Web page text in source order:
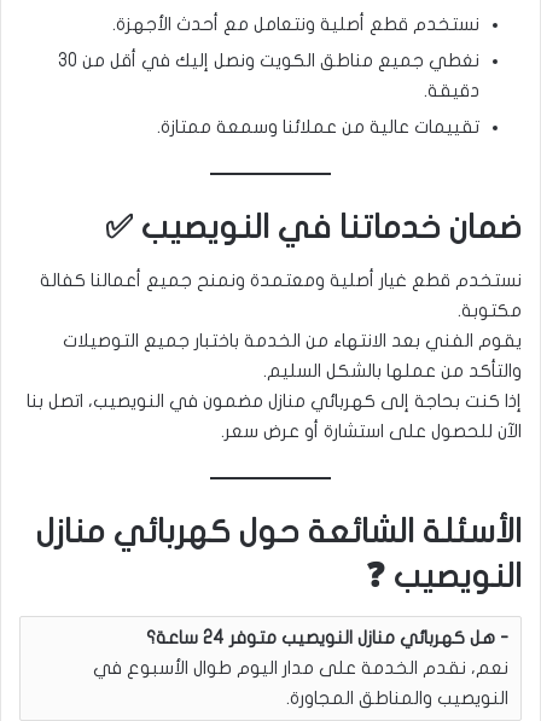
نستخدم قطع أصلية ونتعامل مع أحدث الأجهزة.
نغطي جميع مناطق الكويت ونصل إليك في أقل من 30
دقيقة.
تقييمات عالية من عملائنا وسمعة ممتازة.
ضمان خدماتنا في النويصيب ✅
نستخدم قطع غيار أصلية ومعتمدة ونمنح جميع أعمالنا كفالة
مكتوبة.
يقوم الفني بعد الانتهاء من الخدمة باختبار جميع التوصيلات
والتأكد من عملها بالشكل السليم.
إذا كنت بحاجة إلى كهربائي منازل مضمون في النويصيب، اتصل بنا
الآن للحصول على استشارة أو عرض سعر.
الأسئلة الشائعة حول كهربائي منازل
النويصيب ❓
هل كهربائي منازل النويصيب متوفر 24 ساعة؟
نعم، نقدم الخدمة على مدار اليوم طوال الأسبوع في
النويصيب والمناطق المجاورة.